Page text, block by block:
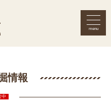
menu
情報
中